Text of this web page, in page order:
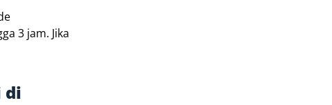
3 jam. Jika
di